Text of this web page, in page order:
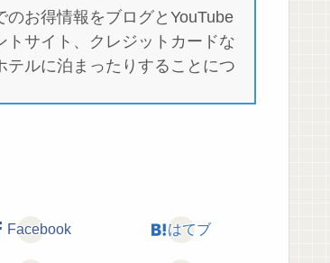
お得情報をブログとYouTube
サイト、クレジットカードな
テルに泊まったりすることにつ
Facebook はてブ